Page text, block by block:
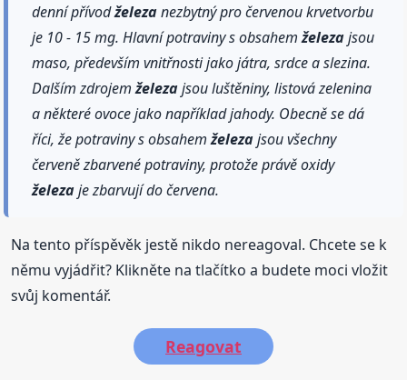
denní přívodželezanezbytný pro červenou krvetvorbu
je 10 - 15 mg. Hlavní potraviny s obsahemželezajsou
maso, především vnitřnosti jako játra, srdce a slezina.
Dalším zdrojemželezajsou luštěniny, listová zelenina
a některé ovoce jako například jahody. Obecně se dá
říci, že potraviny s obsahemželezajsou všechny
červeně zbarvené potraviny, protože právě oxidy
železaje zbarvují do červena.
Na tento příspěvěk jestě nikdo nereagoval. Chcete se k
němu vyjádřit? Klikněte na tlačítko a budete moci vložit
svůj komentář.
Reagovat